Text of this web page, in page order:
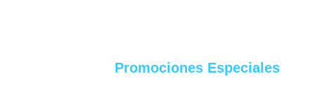
Promociones Especiales